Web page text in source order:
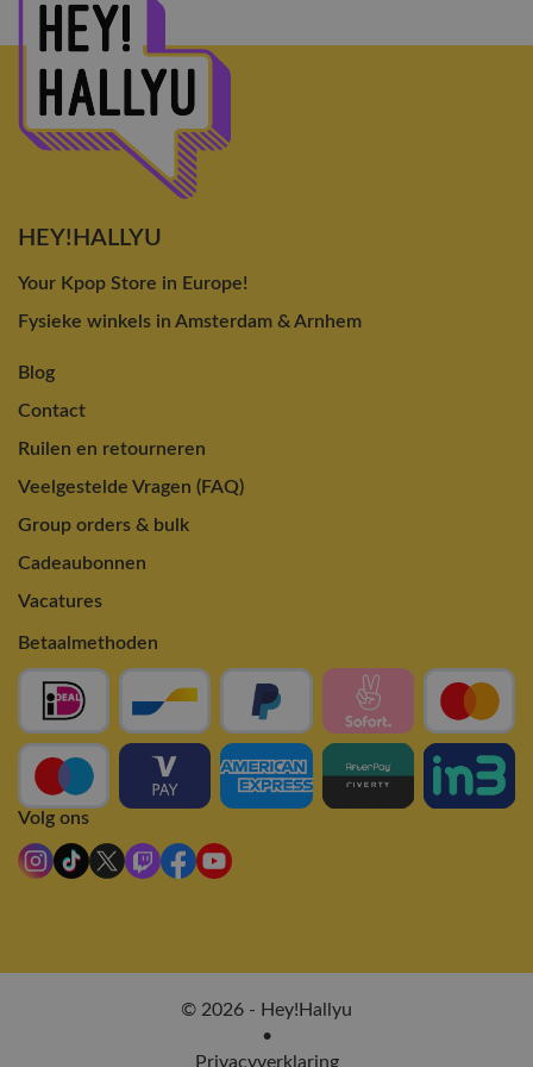
HEY!HALLYU
Your Kpop Store in Europe!
Fysieke winkels in Amsterdam & Arnhem
Blog
Contact
Ruilen en retourneren
Veelgestelde Vragen (FAQ)
Group orders & bulk
Cadeaubonnen
Vacatures
Betaalmethoden
Volg ons
© 2026 - Hey!Hallyu
•
Privacyverklaring